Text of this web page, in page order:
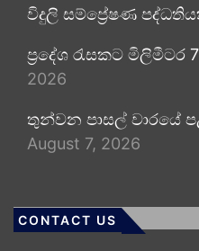
විදුලි සම්ප්‍රේෂණ
ප්‍රදේශ රැසකට මිලිමීටර
2026
තුන්වන පාසල් වාරයේ
August 7, 2026
CONTACT US